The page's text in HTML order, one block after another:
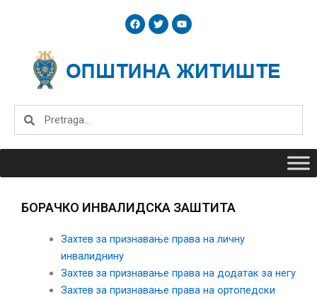
F
a
c
o
o
T
w
i
e
r
Y
o
u
b
e
Search
БОРАЧКО ИНВАЛИДСКА ЗАШТИТА
Захтев за признавање права на личну
инвалиднину
Захтев за признавање права на додатак за негу
Захтев за признавање права на ортопедски